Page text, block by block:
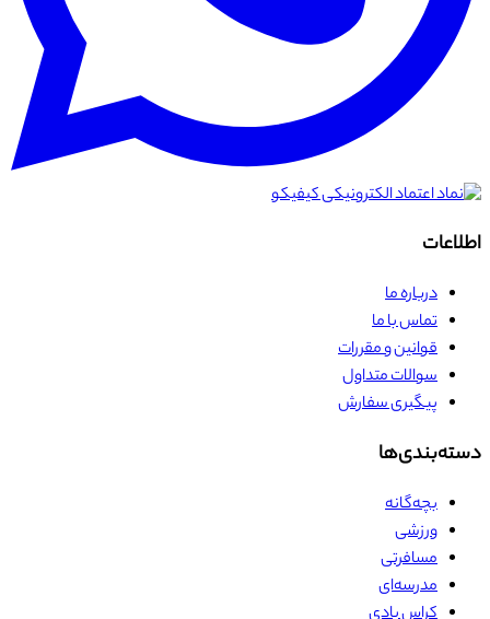
اطلاعات
درباره ما
تماس با ما
قوانین و مقررات
سوالات متداول
پیگیری سفارش
دسته‌بندی‌ها
بچه‌گانه
ورزشی
مسافرتی
مدرسه‌ای